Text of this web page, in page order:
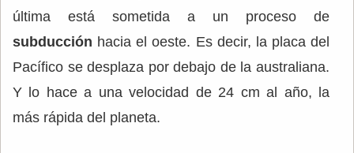
última está sometida a un proceso de
subducción hacia el oeste. Es decir, la placa del
Pacífico se desplaza por debajo de la australiana.
Y lo hace a una velocidad de 24 cm al año, la
más rápida del planeta.